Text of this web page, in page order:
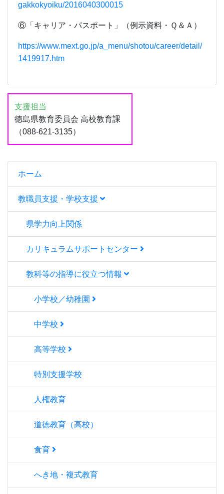
ホーム
教職員支援・学校支援
県学力向上関係
カリキュラムサポートセンター
教科等の指導に役立つ情報
小学校／幼稚園
中学校
高等学校
特別支援学校
人権教育
道徳教育（高校）
食育
へき地・複式教育
gakkokyoiku/2016040300015
⑥「キャリア・パスポート」（例示資料・Ｑ＆Ａ）
https://www.mext.go.jp/a_menu/shotou/career/detail/
1419917.htm
支援担当
徳島県教育委員会 高校教育課
（088-621-3135）